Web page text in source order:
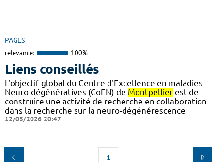
PAGES
relevance: 100%
Liens conseillés
L'objectif global du Centre d'Excellence en maladies
Neuro-dégénératives (CoEN) de Montpellier est de
construire une activité de recherche en collaboration
dans la recherche sur la neuro-dégénérescence
12/05/2026 20:47
1